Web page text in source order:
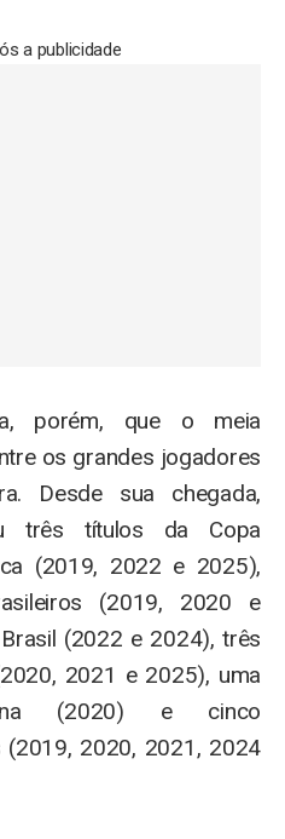
a publicidade
porém, que o meia
os grandes jogadores
Desde sua chegada,
três títulos da Copa
(2019, 2022 e 2025),
(2019, 2020 e
(2022 e 2024), três
2021 e 2025), uma
(2020) e cinco
(2019, 2020, 2021, 2024